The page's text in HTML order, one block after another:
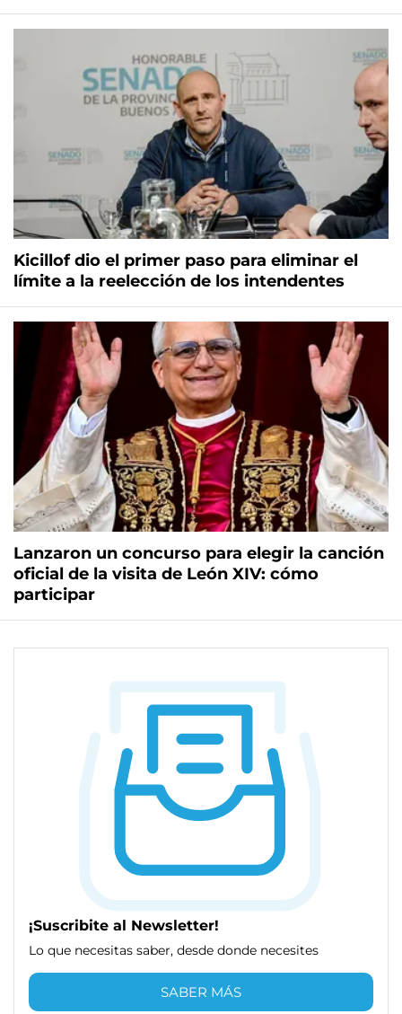
Kicillof dio el primer paso para eliminar el
límite a la reelección de los intendentes
Lanzaron un concurso para elegir la canción
oficial de la visita de León XIV: cómo
participar
¡Suscribite al Newsletter!
Lo que necesitas saber, desde donde necesites
SABER MÁS